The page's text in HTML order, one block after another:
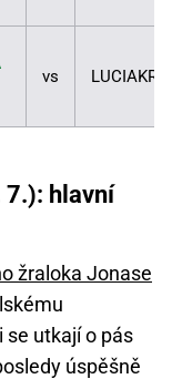
vs
7.): hlavní
žraloka Jonase
se utkají o pás
úspěšně